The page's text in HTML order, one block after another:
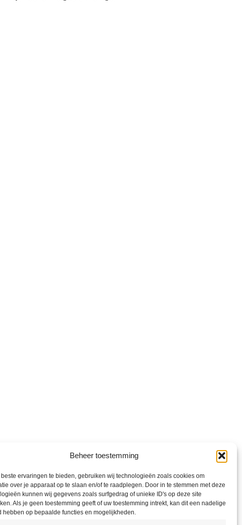
Beheer toestemming
beste ervaringen te bieden, gebruiken wij technologieën zoals cookies om
over je apparaat op te slaan en/of te raadplegen. Door in te stemmen met deze
kunnen wij gegevens zoals surfgedrag of unieke ID's op deze site
Als je geen toestemming geeft of uw toestemming intrekt, kan dit een nadelige
hebben op bepaalde functies en mogelijkheden.